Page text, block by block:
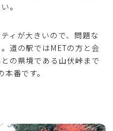
。
ィが大きいので、問題な
道の駅ではMETの方と会
の県境である山伏峠まで
番です。